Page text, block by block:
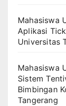
Mahasiswa
Aplikasi
Universitas
Mahasiswa
Sistem
Bimbingan
Tangerang